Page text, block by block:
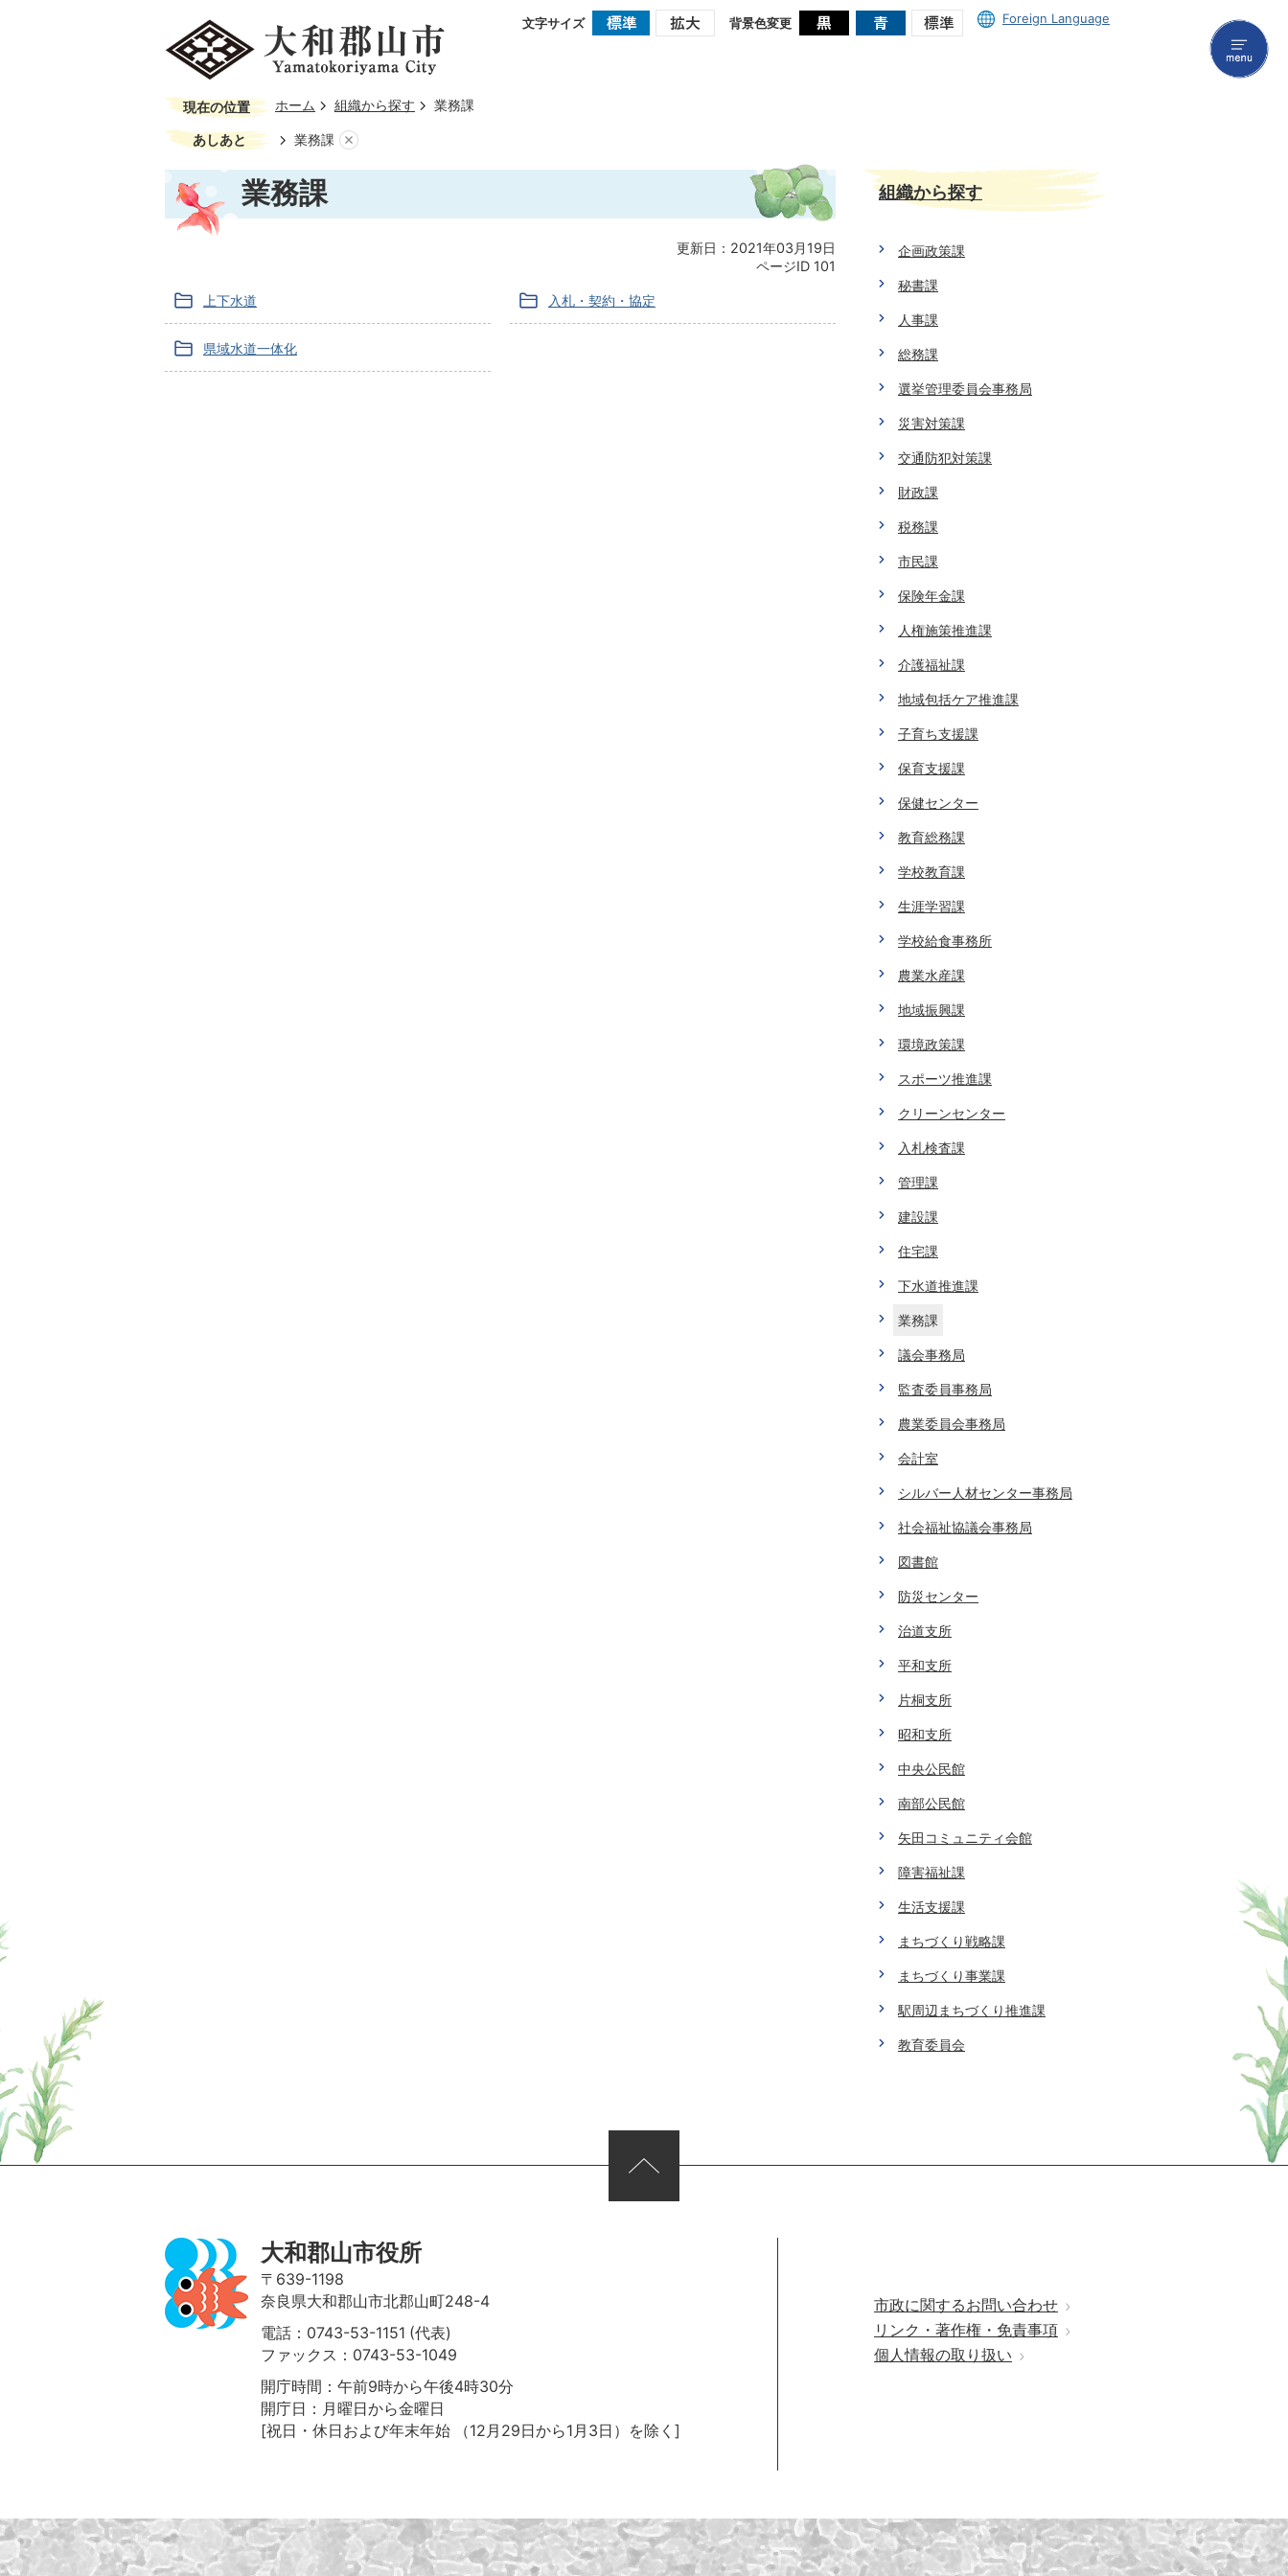
文字サイズ 背景色変更 Foreign Language
現在の位置 ホーム 組織から探す 業務課
あしあと 業務課
業務課
更新日：2021年03月19日
ページID 101
上下水道 入札・契約・協定
県域水道一体化
組織から探す
企画政策課
秘書課
人事課
総務課
選挙管理委員会事務局
災害対策課
交通防犯対策課
財政課
税務課
市民課
保険年金課
人権施策推進課
介護福祉課
地域包括ケア推進課
子育ち支援課
保育支援課
保健センター
教育総務課
学校教育課
生涯学習課
学校給食事務所
農業水産課
地域振興課
環境政策課
スポーツ推進課
クリーンセンター
入札検査課
管理課
建設課
住宅課
下水道推進課
業務課
議会事務局
監査委員事務局
農業委員会事務局
会計室
シルバー人材センター事務局
社会福祉協議会事務局
図書館
防災センター
治道支所
平和支所
片桐支所
昭和支所
中央公民館
南部公民館
矢田コミュニティ会館
障害福祉課
生活支援課
まちづくり戦略課
まちづくり事業課
駅周辺まちづくり推進課
教育委員会
大和郡山市役所
〒639-1198
奈良県大和郡山市北郡山町248-4
電話：0743-53-1151 (代表)
ファックス：0743-53-1049
開庁時間：午前9時から午後4時30分
開庁日：月曜日から金曜日
[祝日・休日および年末年始
（12月29日から1月3日）を除く]
市政に関するお問い合わせ
リンク・著作権・免責事項
個人情報の取り扱い